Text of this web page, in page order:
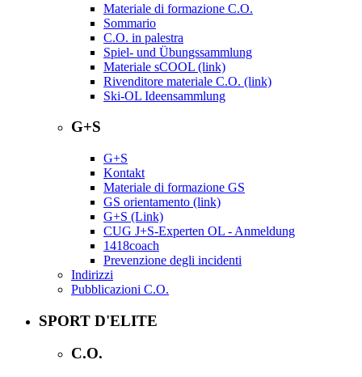
Materiale di formazione C.O.
Sommario
C.O. in palestra
Spiel- und Übungssammlung
Materiale sCOOL (link)
Rivenditore materiale C.O. (link)
Ski-OL Ideensammlung
G+S
G+S
Kontakt
Materiale di formazione GS
GS orientamento (link)
G+S (Link)
CUG J+S-Experten OL - Anmeldung
1418coach
Prevenzione degli incidenti
Indirizzi
Pubblicazioni C.O.
SPORT D'ELITE
C.O.